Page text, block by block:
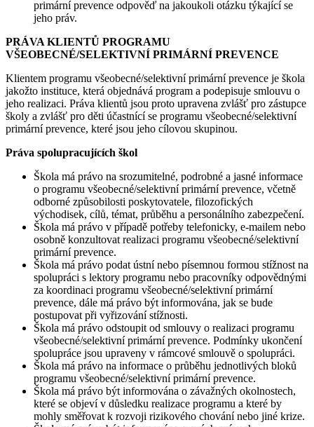
primární prevence odpověď na jakoukoli otázku týkající se
jeho práv.
PRÁVA KLIENTŮ PROGRAMU
VŠEOBECNÉ/SELEKTIVNÍ PRIMÁRNÍ PREVENCE
Klientem programu všeobecné/selektivní primární prevence je škola
jakožto instituce, která objednává program a podepisuje smlouvu o
jeho realizaci. Práva klientů jsou proto upravena zvlášť pro zástupce
školy a zvlášť pro děti účastnící se programu všeobecné/selektivní
primární prevence, které jsou jeho cílovou skupinou.
Práva spolupracujících škol
Škola má právo na srozumitelné, podrobné a jasné informace
o programu všeobecné/selektivní primární prevence, včetně
odborné způsobilosti poskytovatele, filozofických
východisek, cílů, témat, průběhu a personálního zabezpečení.
Škola má právo v případě potřeby telefonicky, e-mailem nebo
osobně konzultovat realizaci programu všeobecné/selektivní
primární prevence.
Škola má právo podat ústní nebo písemnou formou stížnost na
spolupráci s lektory programu nebo pracovníky odpovědnými
za koordinaci programu všeobecné/selektivní primární
prevence, dále má právo být informována, jak se bude
postupovat při vyřizování stížnosti.
Škola má právo odstoupit od smlouvy o realizaci programu
všeobecné/selektivní primární prevence. Podmínky ukončení
spolupráce jsou upraveny v rámcové smlouvě o spolupráci.
Škola má právo na informace o průběhu jednotlivých bloků
programu všeobecné/selektivní primární prevence.
Škola má právo být informována o závažných okolnostech,
které se objeví v důsledku realizace programu a které by
mohly směřovat k rozvoji rizikového chování nebo jiné krize.